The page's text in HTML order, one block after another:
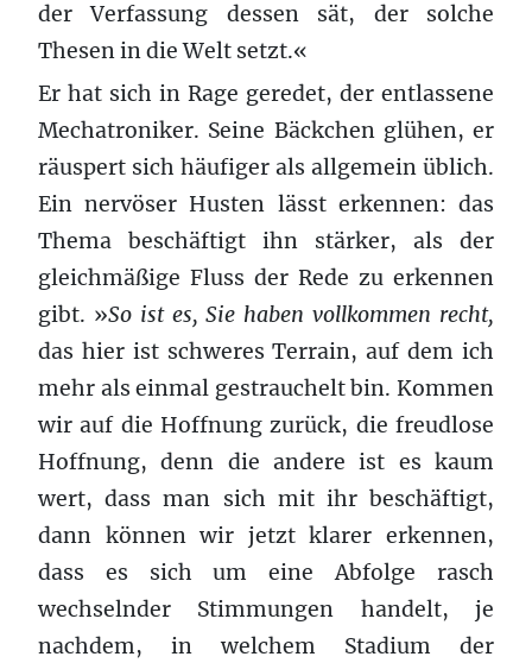
der Verfassung dessen sät, der solche
Thesen in die Welt setzt.«
Er hat sich in Rage geredet, der entlassene
Mechatroniker. Seine Bäckchen glühen, er
räuspert sich häufiger als allgemein üblich.
Ein nervöser Husten lässt erkennen: das
Thema beschäftigt ihn stärker, als der
gleichmäßige Fluss der Rede zu erkennen
gibt. »So ist es, Sie haben vollkommen recht,
das hier ist schweres Terrain, auf dem ich
mehr als einmal gestrauchelt bin. Kommen
wir auf die Hoffnung zurück, die freudlose
Hoffnung, denn die andere ist es kaum
wert, dass man sich mit ihr beschäftigt,
dann können wir jetzt klarer erkennen,
dass es sich um eine Abfolge rasch
wechselnder Stimmungen handelt, je
nachdem, in welchem Stadium der